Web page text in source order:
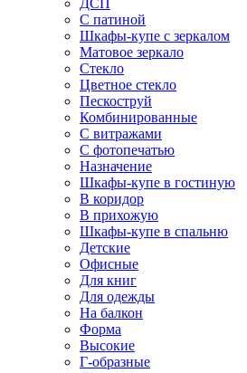
ДСП
С патиной
Шкафы-купе с зеркалом
Матовое зеркало
Стекло
Цветное стекло
Пескоструй
Комбинированные
С витражами
С фотопечатью
Назначение
Шкафы-купе в гостиную
В коридор
В прихожую
Шкафы-купе в спальню
Детские
Офисные
Для книг
Для одежды
На балкон
Форма
Высокие
Г-образные